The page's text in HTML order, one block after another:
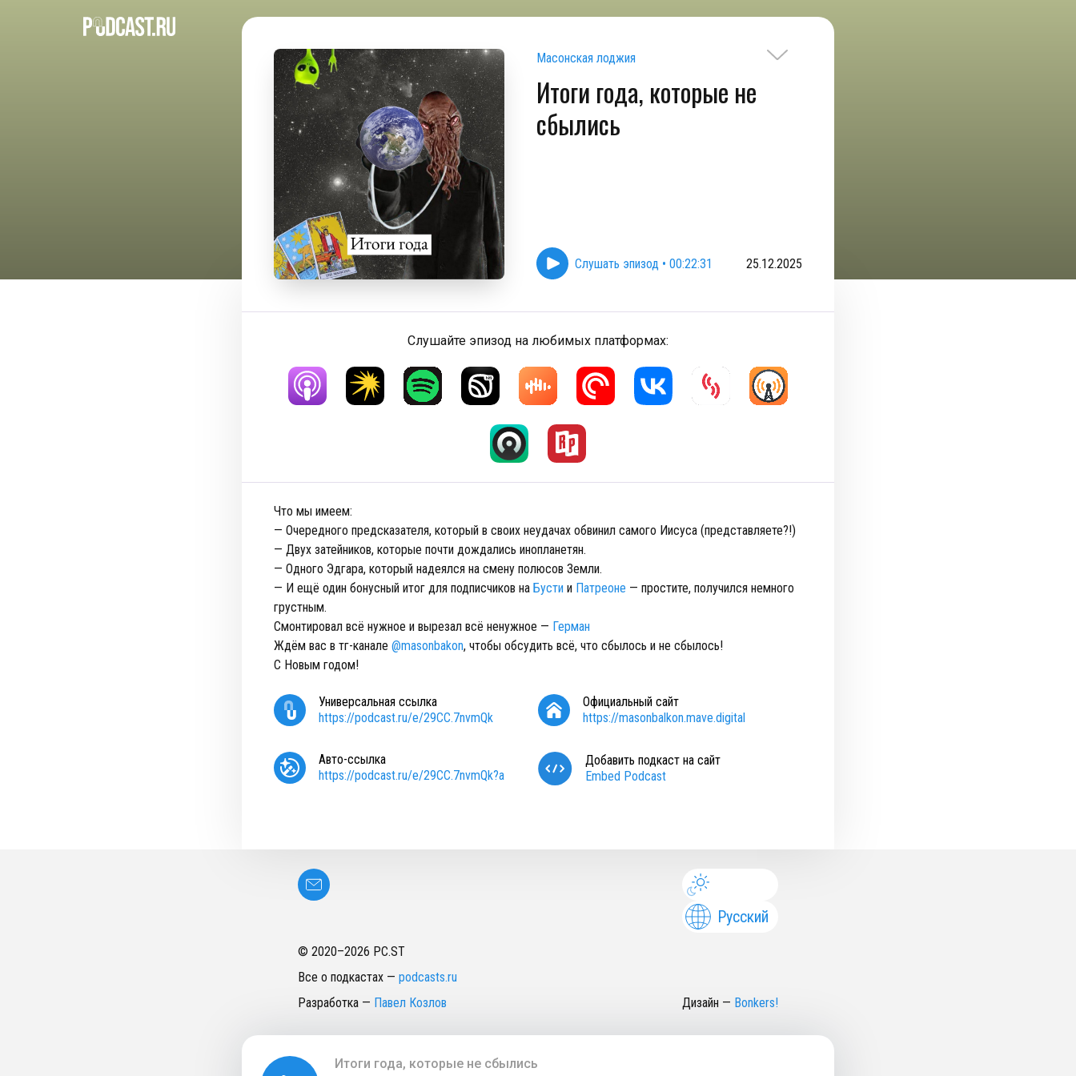
Масонская лоджия
Итоги года, которые не
сбылись
Слушать эпизод • 00:22:31 25.12.2025
Слушайте эпизод на любимых платформах:
Что мы имеем:
— Очередного предсказателя, который в своих неудачах обвинил самого Иисуса (представляете?!)
— Двух затейников, которые почти дождались инопланетян.
— Одного Эдгара, который надеялся на смену полюсов Земли.
— И ещё один бонусный итог для подписчиков на Бусти и Патреоне — простите, получился немного
грустным.
Смонтировал всё нужное и вырезал всё ненужное — Герман
Ждём вас в тг-канале @masonbakon, чтобы обсудить всё, что сбылось и не сбылось!
С Новым годом!
Универсальная ссылка
https://podcast.ru/e/29CC.7nvmQk
Официальный сайт
https://masonbalkon.mave.digital
Авто-ссылка
https://podcast.ru/e/29CC.7nvmQk?a
Добавить подкаст на сайт
Embed Podcast
Русский
© 2020–2026 PC.ST
Все о подкастах — podcasts.ru
Разработка — Павел Козлов Дизайн — Bonkers!
Итоги года, которые не сбылись